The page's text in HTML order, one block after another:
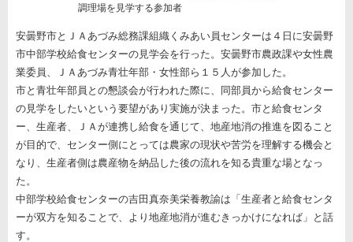
調理場を見学する参加者
安曇野市とＪＡあづみ総務課組織くみあい員センターは４日に安曇野
市中部学校給食センターの見学会を行った。安曇野市農政課や女性農
業委員、ＪＡあづみ青壮年部・女性部ら１５人が参加した。
市と青壮年部員との懇談会が行われた際に、同部員から給食センター
の見学をしたいという要望があり実施が決まった。市と給食センタ
ー、生産者、ＪＡが連携し給食を通じて、地産地消の推進を図ること
が目的で、センター側にとっては農家の現状や苦労を理解する機会と
なり、生産者側は農産物を納品した後の流れを知る貴重な場となっ
た。
中部学校給食センターの吉田真奈美栄養教諭は「生産者と給食センタ
ーが双方を知ることで、より地産地消が進むきっかけになれば」と話
す。